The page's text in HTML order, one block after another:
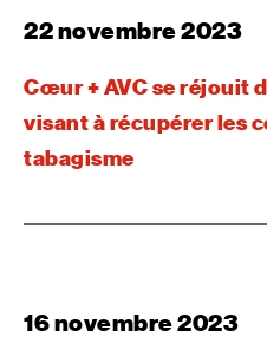
22 novembre 2023
Cœur + AVC se réjouit
visant à récupérer les
tabagisme
16 novembre 2023